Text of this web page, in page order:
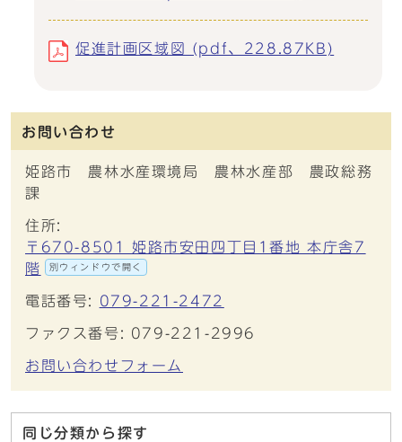
促進計画区域図 (pdf、228.87KB)
お問い合わせ
姫路市 農林水産環境局 農林水産部 農政総務
課
住所:
〒670-8501 姫路市安田四丁目1番地 本庁舎7
階
別ウィンドウで開く
電話番号: 079-221-2472
ファクス番号: 079-221-2996
お問い合わせフォーム
同じ分類から探す